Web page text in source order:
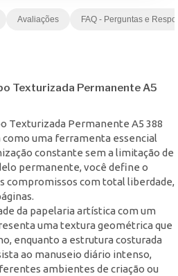
Avaliações FAQ - Perguntas e
Texturizada Permanente A5
Texturizada Permanente A5 388
como uma ferramenta essencial
constante sem a limitação de
permanente, você define o
compromissos com total liberdade,
da papelaria artística com um
uma textura geométrica que
enquanto a estrutura costurada
ao manuseio diário intenso,
ambientes de criação ou